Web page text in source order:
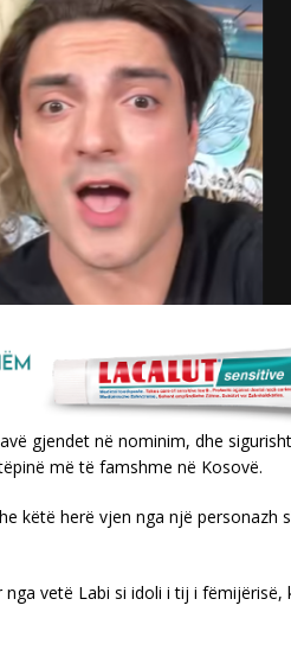
gjendet në nominim, dhe
më të famshme në Kosovë.
këtë herë vjen nga një personazh
vetë Labi si idoli i tij i fëmijërisë,